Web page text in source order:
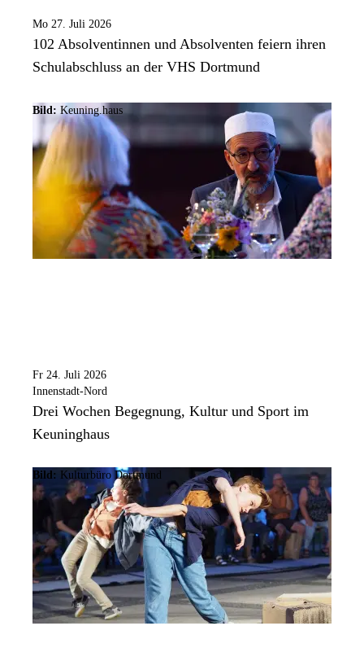
Mo 27. Juli 2026
102 Absolventinnen und Absolventen feiern ihren
Schulabschluss an der VHS Dortmund
Bild: Keuning.haus
Fr 24. Juli 2026
Innenstadt-Nord
Drei Wochen Begegnung, Kultur und Sport im
Keuninghaus
Bild: Kulturbüro Dortmund